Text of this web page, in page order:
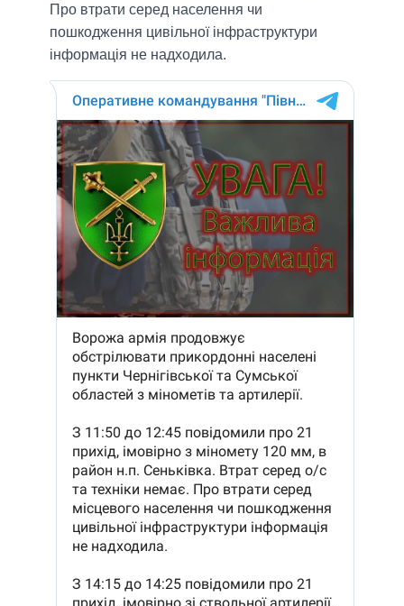
Про втрати серед населення чи
пошкодження цивільної інфраструктури
інформація не надходила.